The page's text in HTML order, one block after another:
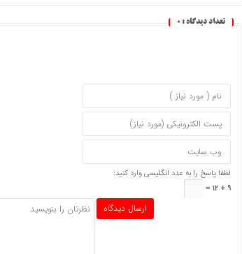
تعداد دیدگاه : 0
لطفا پاسخ را به عدد انگلیسی وارد کنید:
9 + 12 =